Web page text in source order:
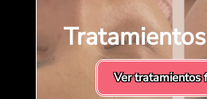
Ver tratamientos